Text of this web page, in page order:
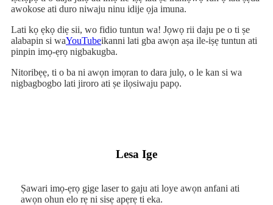
awokose ati duro niwaju ninu idije ọja imuna.
Lati kọ ẹkọ diẹ sii, wo fidio tuntun wa! Jọwọ rii daju pe o ti ṣe
alabapin si waYouTubeikanni lati gba awọn aṣa ile-iṣẹ tuntun ati
pinpin imọ-ẹrọ nigbakugba.
Nitoribẹẹ, ti o ba ni awọn imọran to dara julọ, o le kan si wa
nigbagbogbo lati jiroro ati ṣe ilọsiwaju papọ.
Lesa Ige
Ṣawari imọ-ẹrọ gige laser to gaju ati loye awọn anfani ati
awọn ohun elo rẹ ni sisẹ apẹrẹ ti eka.